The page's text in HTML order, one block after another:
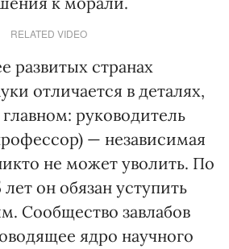
RELATED VIDEO
развитых странах
отличается в деталях,
руководитель
— независимая
не может уволить. По
он обязан уступить
Сообщество завлабов
ядро научного